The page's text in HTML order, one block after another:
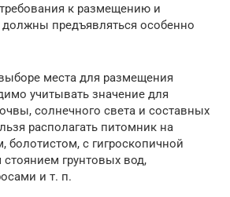
к размещению и
предъявляться особенно
места для размещения
учитывать значение для
солнечного света и составных
располагать питомник на
болотистом, с гигроскопичной
грунтовых вод,
и т. п.